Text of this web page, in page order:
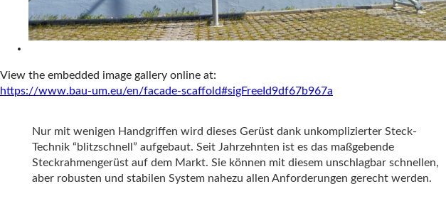
View the embedded image gallery online at:
https://www.bau-um.eu/en/facade-scaffold#sigFreeId9df67b967a
Nur mit wenigen Handgriffen wird dieses Gerüst dank unkomplizierter Steck-
Technik “blitzschnell” aufgebaut. Seit Jahrzehnten ist es das maßgebende
Steckrahmengerüst auf dem Markt. Sie können mit diesem unschlagbar schnellen,
aber robusten und stabilen System nahezu allen Anforderungen gerecht werden.